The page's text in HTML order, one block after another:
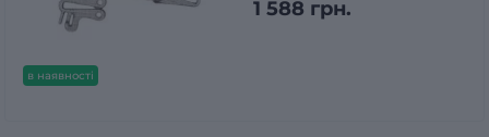
в наявності
1 588 грн.